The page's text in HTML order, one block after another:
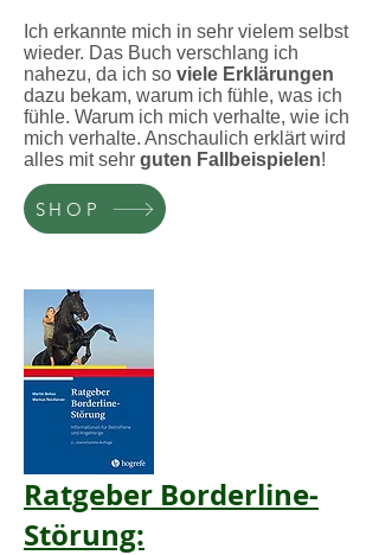
Ich erkannte mich in sehr vielem selbst
wieder. Das Buch verschlang ich
nahezu, da ich so viele Erklärungen
dazu bekam, warum ich fühle, was ich
fühle. Warum ich mich verhalte, wie ich
mich verhalte. Anschaulich erklärt wird
alles mit sehr guten Fallbeispielen!
SHOP
Ratgeber Borderline-
Störung: